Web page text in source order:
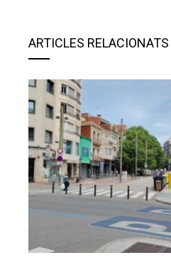
ARTICLES RELACIONATS